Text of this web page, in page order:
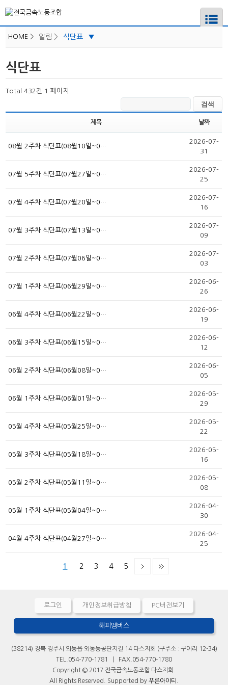
하위메뉴
하위메뉴
HOME > 알림 > 식단표 ▼
식단표
Total 432건 1 페이지
제목 날짜
08월 2주차 식단표(08월10일~0…
2026-07-
31
07월 5주차 식단표(07월27일~0…
2026-07-
25
07월 4주차 식단표(07월20일~0…
2026-07-
16
07월 3주차 식단표(07월13일~0…
2026-07-
09
07월 2주차 식단표(07월06일~0…
2026-07-
03
07월 1주차 식단표(06월29일~0…
2026-06-
26
06월 4주차 식단표(06월22일~0…
2026-06-
19
06월 3주차 식단표(06월15일~0…
2026-06-
12
06월 2주차 식단표(06월08일~0…
2026-06-
05
06월 1주차 식단표(06월01일~0…
2026-05-
29
05월 4주차 식단표(05월25일~0…
2026-05-
22
05월 3주차 식단표(05월18일~0…
2026-05-
16
05월 2주차 식단표(05월11일~0…
2026-05-
08
05월 1주차 식단표(05월04일~0…
2026-04-
30
04월 4주차 식단표(04월27일~0…
2026-04-
25
1 2 3 4 5
로그인 개인정보취급방침 PC버전보기
해피멤버스
(38214) 경북 경주시 외동읍 외동농공단지길 14 다스지회 (구주소 : 구어리 12-34)
TEL.054-770-1781 | FAX.054-770-1780
Copyright © 2017 전국금속노동조합 다스지회.
All Rights Reserved. Supported by 푸른아이티.